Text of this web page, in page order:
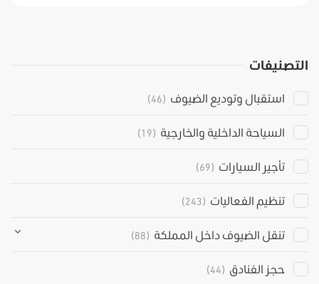
التصنيفات
استقبال وتوديع الضيوف (46)
السياحة الداخلية والخارجية (19)
تأجير السيارات (69)
تنظيم الفعاليات (243)
تنقل الضيوف داخل المملكة (88)
حجز الفنادق (44)